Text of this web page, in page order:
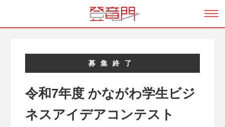
募集終了
令和7年度 かながわ学生ビジ
ネスアイデアコンテスト